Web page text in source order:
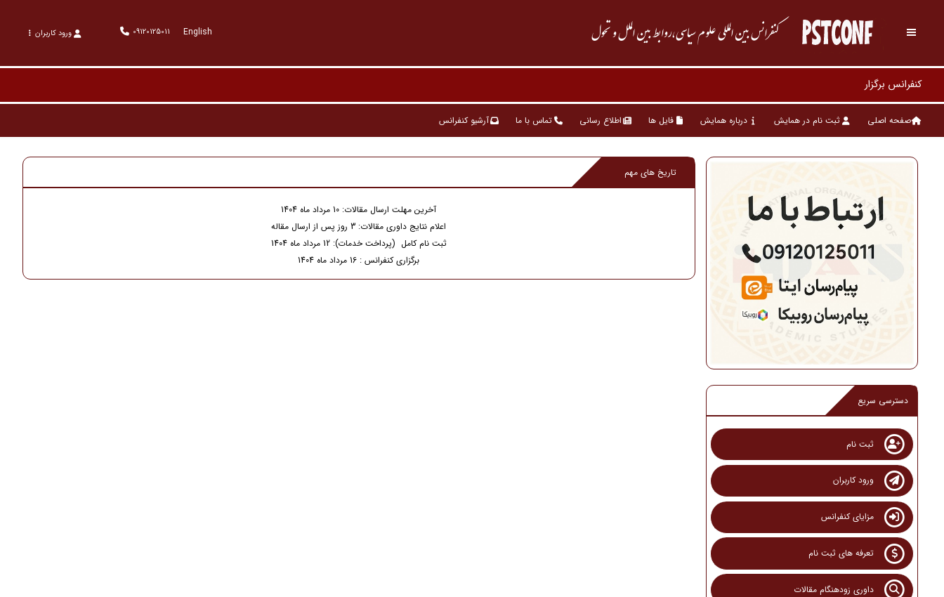
کنفرانس بین المللی علوم سیاسی،روابط بین الملل و تحول English
09120125011 ورود کاربران
صفحه اصلی ثبت نام در همایش درباره همایش فایل ها اطلاع رسانی تماس با ما آرشیو کنفرانس
دسترسی سریع
ثبت نام
ورود کاربران
مزایای کنفرانس
تعرفه های ثبت نام
داوری زودهنگام مقالات
تاریخ های مهم
آخرین مهلت ارسال مقالات: 10 مرداد ماه 1404
اعلام نتایج داوری مقالات: 3 روز پس از ارسال مقاله
ثبت نام کامل (پرداخت خدمات): 12 مرداد ماه 1404
برگزاری کنفرانس : 16 مرداد ماه 1404